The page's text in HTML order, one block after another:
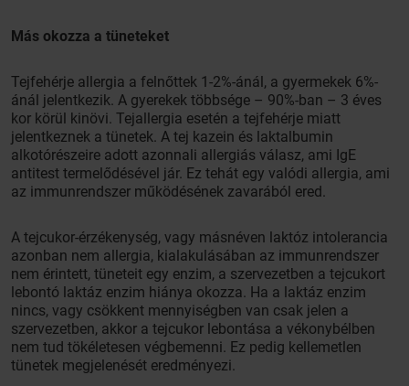
Más okozza a tüneteket
Tejfehérje allergia a felnőttek 1-2%-ánál, a gyermekek 6%-
ánál jelentkezik. A gyerekek többsége – 90%-ban – 3 éves
kor körül kinövi. Tejallergia esetén a tejfehérje miatt
jelentkeznek a tünetek. A tej kazein és laktalbumin
alkotórészeire adott azonnali allergiás válasz, ami IgE
antitest termelődésével jár. Ez tehát egy valódi allergia, ami
az immunrendszer működésének zavarából ered.
A tejcukor-érzékenység, vagy másnéven laktóz intolerancia
azonban nem allergia, kialakulásában az immunrendszer
nem érintett, tüneteit egy enzim, a szervezetben a tejcukort
lebontó laktáz enzim hiánya okozza. Ha a laktáz enzim
nincs, vagy csökkent mennyiségben van csak jelen a
szervezetben, akkor a tejcukor lebontása a vékonybélben
nem tud tökéletesen végbemenni. Ez pedig kellemetlen
tünetek megjelenését eredményezi.